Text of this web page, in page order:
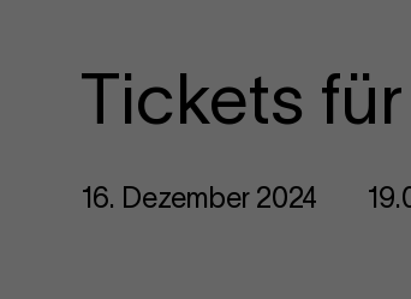
Tickets
16. Dezember 2024